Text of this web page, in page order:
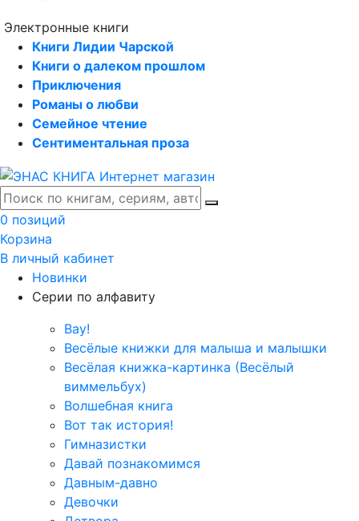
Электронные книги
Книги Лидии Чарской
Книги о далеком прошлом
Приключения
Романы о любви
Семейное чтение
Сентиментальная проза
0 позиций
Корзина
В личный кабинет
Новинки
Серии по алфавиту
Вау!
Весёлые книжки для малыша и малышки
Весёлая книжка-картинка (Весёлый
виммельбух)
Волшебная книга
Вот так история!
Гимназистки
Давай познакомимся
Давным-давно
Девочки